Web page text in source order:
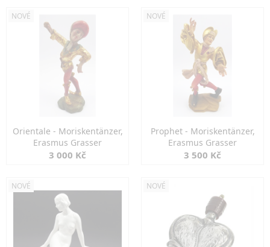
NOVÉ
Orientale - Moriskentänzer,
Erasmus Grasser
3 000 Kč
NOVÉ
Prophet - Moriskentänzer,
Erasmus Grasser
3 500 Kč
NOVÉ NOVÉ